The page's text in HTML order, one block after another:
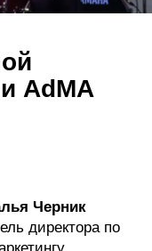
AdMA
Черник
директора по